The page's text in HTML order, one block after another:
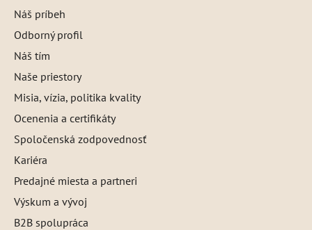
Náš príbeh
Odborný profil
Náš tím
Naše priestory
Misia, vízia, politika kvality
Ocenenia a certifikáty
Spoločenská zodpovednosť
Kariéra
Predajné miesta a partneri
Výskum a vývoj
B2B spolupráca